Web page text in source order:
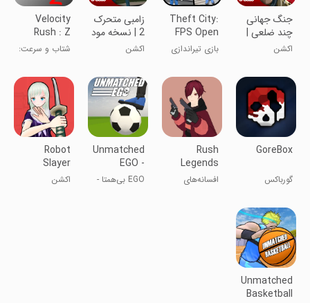
جنگ جهانی
چند ضلعی |
نسخه مود
اکشن
Theft City:
FPS Open
World
بازی تیراندازی
زامبی متحرک
2 | نسخه مود
شده
اکشن
Velocity
Rush : Z
شتاب و سرعت:
GoreBox
گورباکس
Rush
Legends
Parkour
PvP FPS
افسانه‌های
Unmatched
EGO -
SoccerEGO بی‌همتا -
Robot
Slayer
Online
اکشن
Unmatched
Basketball